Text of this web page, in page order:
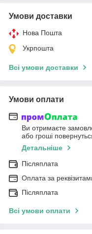
Умови доставки
Нова Пошта
Укрпошта
Всі умови доставки
Умови оплати
Ви отримаєте
або гроші
Детальніше
Післяплата
Оплата за
Післяплата
Всі умови оплати